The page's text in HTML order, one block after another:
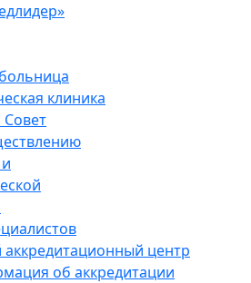
клиника
центр
об аккредитации